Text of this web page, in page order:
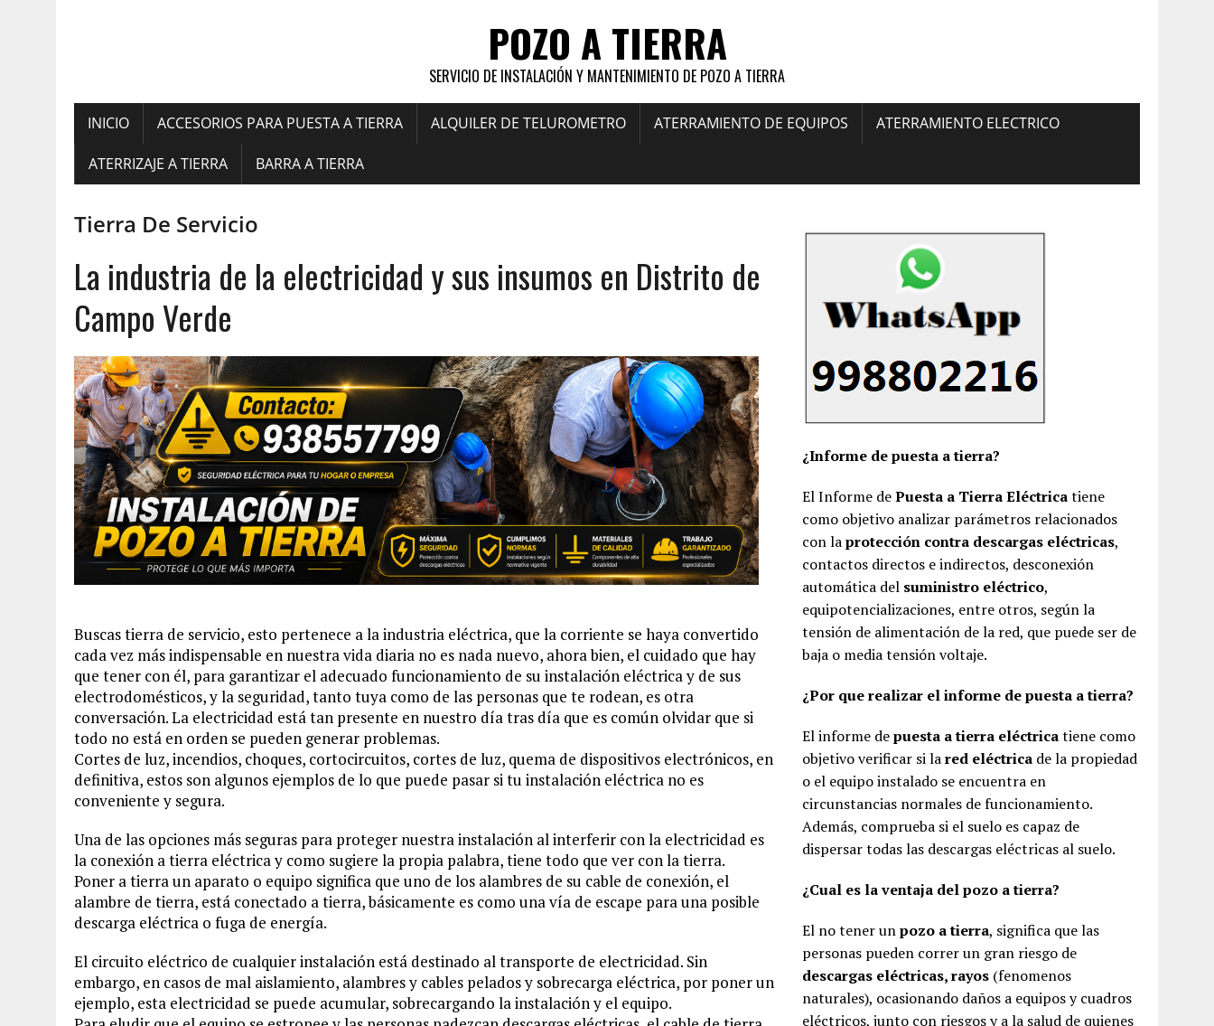
POZO A TIERRA
SERVICIO DE INSTALACIÓN Y MANTENIMIENTO DE POZO A TIERRA
INICIO ACCESORIOS PARA PUESTA A TIERRA ALQUILER DE TELUROMETRO ATERRAMIENTO DE EQUIPOS ATERRAMIENTO ELECTRICO
ATERRIZAJE A TIERRA BARRA A TIERRA
Tierra De Servicio
La industria de la electricidad y sus insumos en Distrito de
Campo Verde
Buscas tierra de servicio, esto pertenece a la industria eléctrica, que la corriente se haya convertido
cada vez más indispensable en nuestra vida diaria no es nada nuevo, ahora bien, el cuidado que hay
que tener con él, para garantizar el adecuado funcionamiento de su instalación eléctrica y de sus
electrodomésticos, y la seguridad, tanto tuya como de las personas que te rodean, es otra
conversación. La electricidad está tan presente en nuestro día tras día que es común olvidar que si
todo no está en orden se pueden generar problemas.
Cortes de luz, incendios, choques, cortocircuitos, cortes de luz, quema de dispositivos electrónicos, en
definitiva, estos son algunos ejemplos de lo que puede pasar si tu instalación eléctrica no es
conveniente y segura.
Una de las opciones más seguras para proteger nuestra instalación al interferir con la electricidad es
la conexión a tierra eléctrica y como sugiere la propia palabra, tiene todo que ver con la tierra.
Poner a tierra un aparato o equipo significa que uno de los alambres de su cable de conexión, el
alambre de tierra, está conectado a tierra, básicamente es como una vía de escape para una posible
descarga eléctrica o fuga de energía.
El circuito eléctrico de cualquier instalación está destinado al transporte de electricidad. Sin
embargo, en casos de mal aislamiento, alambres y cables pelados y sobrecarga eléctrica, por poner un
ejemplo, esta electricidad se puede acumular, sobrecargando la instalación y el equipo.
¿Informe de puesta a tierra?
El Informe dePuesta a Tierra Eléctricatiene
como objetivo analizar parámetros relacionados
con laprotección contra descargas eléctricas,
contactos directos e indirectos, desconexión
automática del suministro eléctrico,
equipotencializaciones, entre otros, según la
tensión de alimentación de la red, que puede ser de
baja o media tensión voltaje.
¿Por que realizar el informe de puesta a tierra?
El informe depuesta a tierra eléctricatiene como
objetivo verificar si lared eléctrica de la propiedad
o el equipo instalado se encuentra en
circunstancias normales de funcionamiento.
Además, comprueba si el suelo es capaz de
dispersar todas las descargas eléctricas al suelo.
¿Cual es la ventaja del pozo a tierra?
El no tener unpozo a tierra, significa que las
personas pueden correr un gran riesgo de
descargas eléctricas, rayos (fenomenos
naturales), ocasionando daños a equipos y cuadros
eléctricos, junto con riesgos y a la salud de quienes